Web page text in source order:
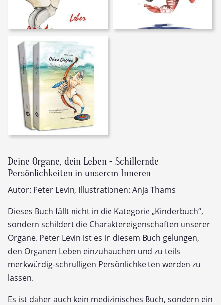
Deine Organe, dein Leben - Schillernde
Persönlichkeiten in unserem Inneren
Autor: Peter Levin, Illustrationen: Anja Thams
Dieses Buch fällt nicht in die Kategorie „Kinderbuch“,
sondern schildert die Charaktereigenschaften unserer
Organe. Peter Levin ist es in diesem Buch gelungen,
den Organen Leben einzuhauchen und zu teils
merkwürdig-schrulligen Persönlichkeiten werden zu
lassen.
Es ist daher auch kein medizinisches Buch, sondern ein